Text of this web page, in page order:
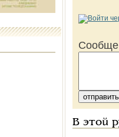
В этой